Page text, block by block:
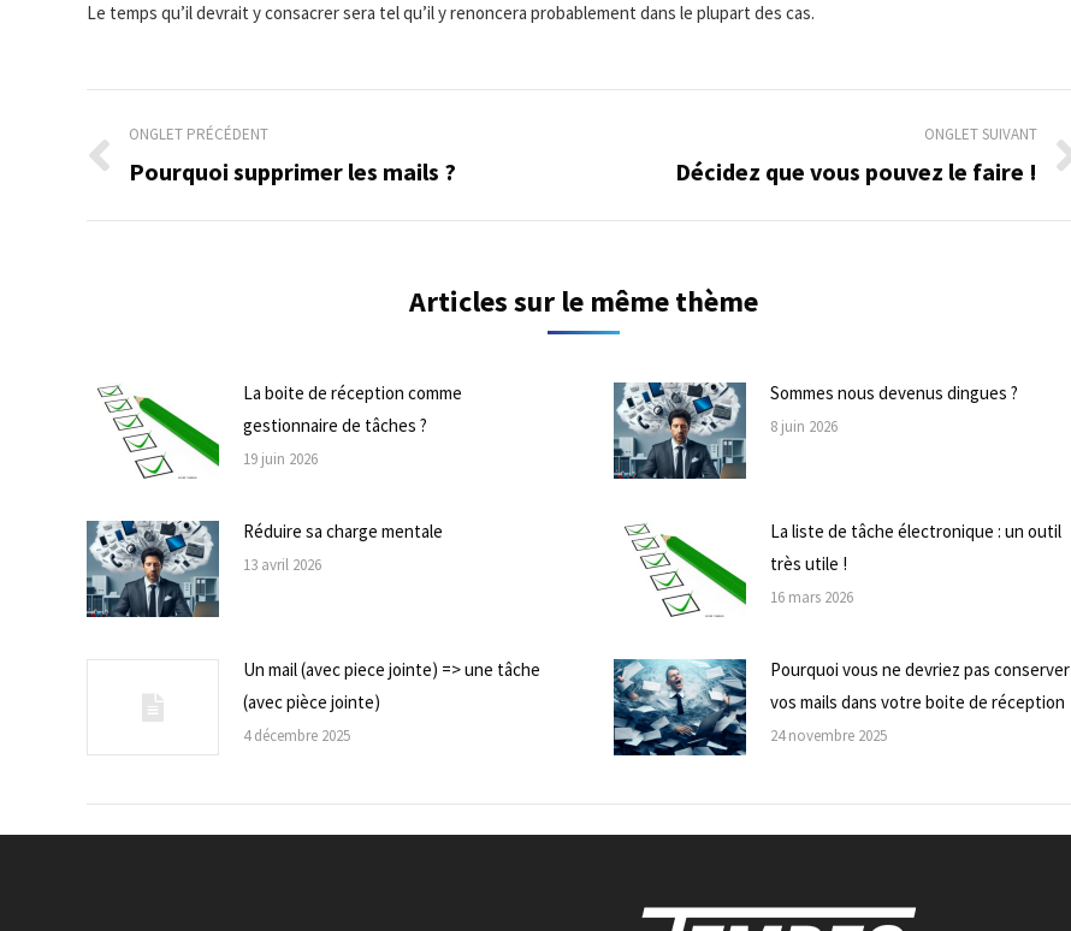
Le temps qu’il devrait y consacrer sera tel qu’il y renoncera probablement dans le plupart des cas.
Navigation
de
commentaire
ONGLET PRÉCÉDENT
Onglet
Pourquoi supprimer les mails ?
ONGLET SUIVANT
Décidez que vous pouvez le faire !
Articles sur le même thème
La boite de réception comme
gestionnaire de tâches ?
19 juin 2026
Sommes nous devenus dingues ?
8 juin 2026
Réduire sa charge mentale
13 avril 2026
La liste de tâche électronique : un outil
très utile !
16 mars 2026
Un mail (avec piece jointe) => une tâche
(avec pièce jointe)
4 décembre 2025
Pourquoi vous ne devriez pas conserver
vos mails dans votre boite de réception
24 novembre 2025